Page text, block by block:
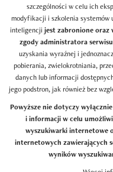
szczególności w celu ich
modyfikacji i szkolenia systemów
inteligencji jest zabronione oraz
zgody administratora
uzyskania wyraźnej i
pobierania, zwielokrotniania,
danych lub informacji
jego podstron, jak również bez
Powyższe nie dotyczy
i informacji w celu
wyszukiwarki internetowe
internetowych zawierających
wyników